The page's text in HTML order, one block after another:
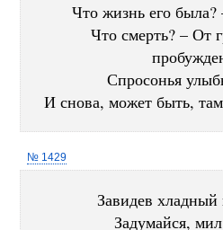
Что жизнь его
Что смерть? – От
Спросонья
И снова, может быть,
№ 1429
Завидев хладный
Задумайся,